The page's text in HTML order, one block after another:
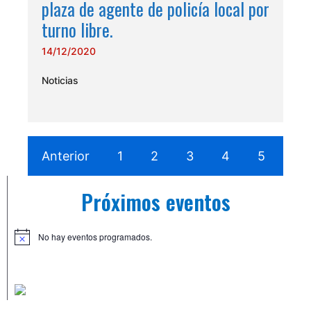
plaza de agente de policía local por
turno libre.
14/12/2020
Noticias
Anterior 1 2 3 4 5
Próximos eventos
o
No hay eventos programados.